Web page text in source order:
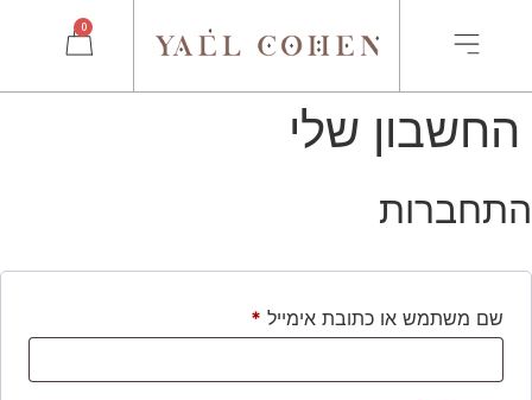
0
החשבון שלי
התחברות
שם משתמש או כתובת אימייל *